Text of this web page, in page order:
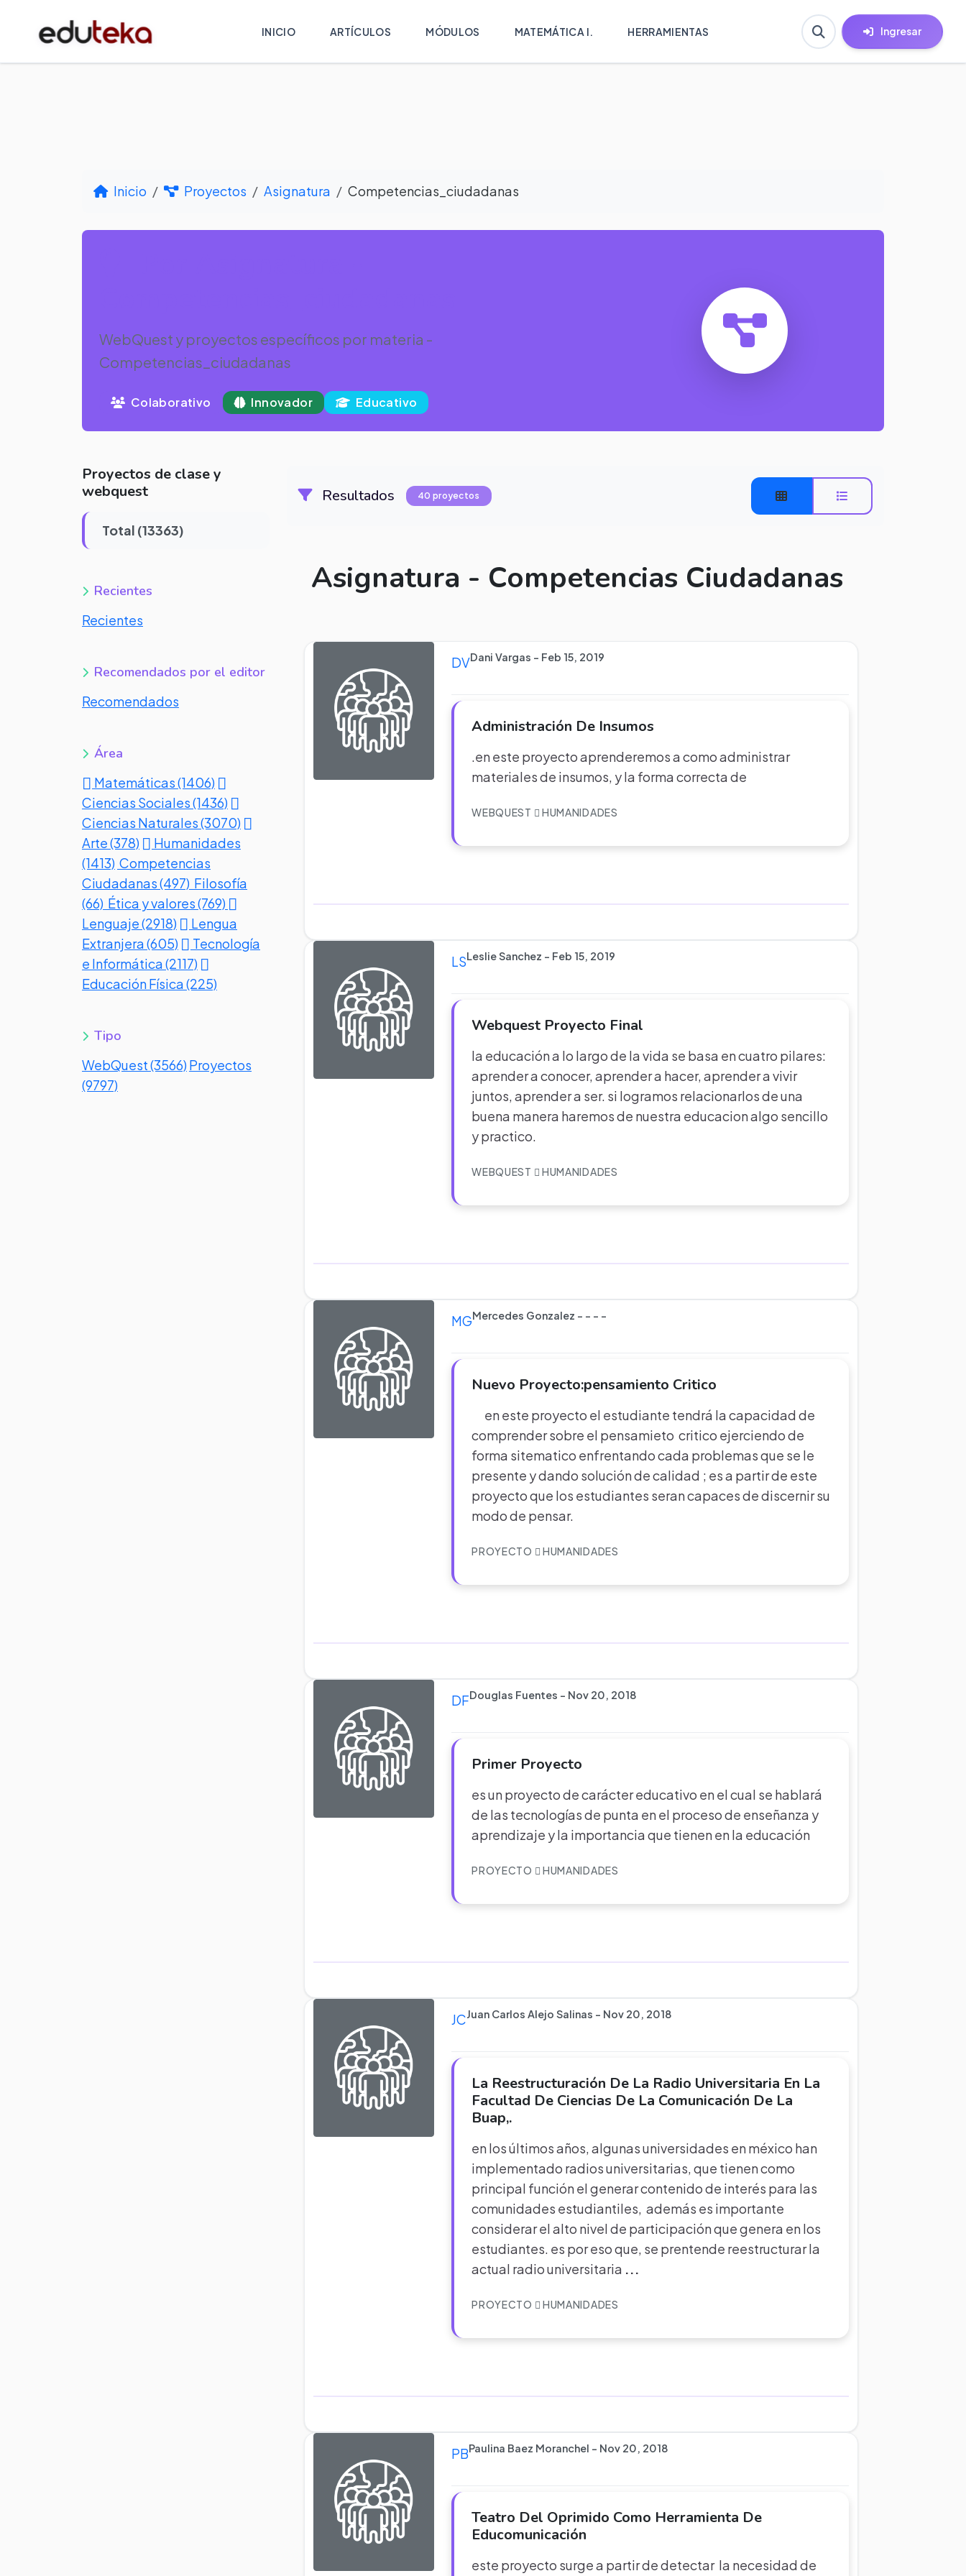
INICIO ARTÍCULOS MÓDULOS MATEMÁTICA I. HERRAMIENTAS Ingresar
Inicio Proyectos Asignatura Competencias_ciudadanas
WebQuest y proyectos específicos por materia -
Competencias_ciudadanas
Colaborativo Innovador Educativo
Proyectos de clase y
webquest
Total (13363)
Recientes
Recientes
Recomendados por el editor
Recomendados
Área
Matemáticas (1406)
Ciencias Sociales (1436)
Ciencias Naturales (3070)
Arte (378)
Humanidades
(1413) Competencias
Ciudadanas (497) Filosofía
(66) Ética y valores (769)
Lenguaje (2918)
Lengua
Extranjera (605)
Tecnología
e Informática (2117)
Educación Física (225)
Tipo
WebQuest (3566) Proyectos
(9797)
Resultados 40 proyectos
Asignatura - Competencias Ciudadanas
DVDani Vargas - Feb 15, 2019
Administración De Insumos
.en este proyecto aprenderemos a como administrar
materiales de insumos, y la forma correcta de
WEBQUEST HUMANIDADES
LSLeslie Sanchez - Feb 15, 2019
Webquest Proyecto Final
la educación a lo largo de la vida se basa en cuatro pilares:
aprender a conocer, aprender a hacer, aprender a vivir
juntos, aprender a ser. si logramos relacionarlos de una
buena manera haremos de nuestra educacion algo sencillo
y practico.
WEBQUEST HUMANIDADES
MGMercedes Gonzalez - - - -
Nuevo Proyecto:pensamiento Critico
en este proyecto el estudiante tendrá la capacidad de
comprender sobre el pensamieto critico ejerciendo de
forma sitematico enfrentando cada problemas que se le
presente y dando solución de calidad ; es a partir de este
proyecto que los estudiantes seran capaces de discernir su
modo de pensar.
PROYECTO HUMANIDADES
DFDouglas Fuentes - Nov 20, 2018
Primer Proyecto
es un proyecto de carácter educativo en el cual se hablará
de las tecnologías de punta en el proceso de enseñanza y
aprendizaje y la importancia que tienen en la educación
PROYECTO HUMANIDADES
JCJuan Carlos Alejo Salinas - Nov 20, 2018
La Reestructuración De La Radio Universitaria En La
Facultad De Ciencias De La Comunicación De La
Buap,.
en los últimos años, algunas universidades en méxico han
implementado radios universitarias, que tienen como
principal función el generar contenido de interés para las
comunidades estudiantiles, además es importante
considerar el alto nivel de participación que genera en los
estudiantes. es por eso que, se prentende reestructurar la
actual radio universitaria ...
PROYECTO HUMANIDADES
PBPaulina Baez Moranchel - Nov 20, 2018
Teatro Del Oprimido Como Herramienta De
Educomunicación
este proyecto surge a partir de detectar la necesidad de